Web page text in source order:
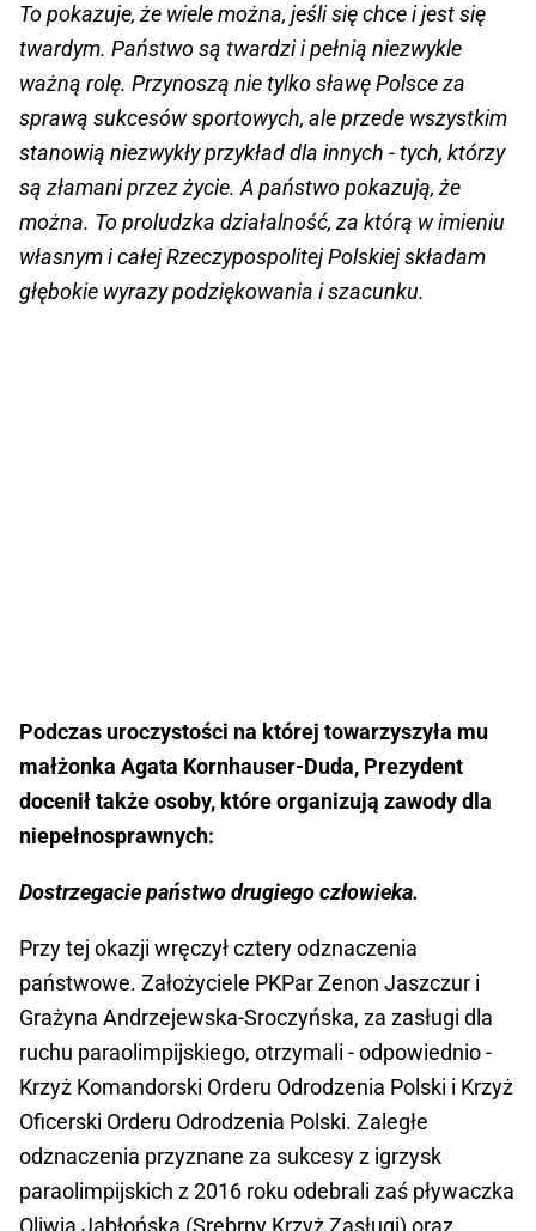
To pokazuje, że wiele można, jeśli się chce i jest się
twardym. Państwo są twardzi i pełnią niezwykle
ważną rolę. Przynoszą nie tylko sławę Polsce za
sprawą sukcesów sportowych, ale przede wszystkim
stanowią niezwykły przykład dla innych - tych, którzy
są złamani przez życie. A państwo pokazują, że
można. To proludzka działalność, za którą w imieniu
własnym i całej Rzeczypospolitej Polskiej składam
głębokie wyrazy podziękowania i szacunku.
Podczas uroczystości na której towarzyszyła mu
małżonka Agata Kornhauser-Duda, Prezydent
docenił także osoby, które organizują zawody dla
niepełnosprawnych:
Dostrzegacie państwo drugiego człowieka.
Przy tej okazji wręczył cztery odznaczenia
państwowe. Założyciele PKPar Zenon Jaszczur i
Grażyna Andrzejewska-Sroczyńska, za zasługi dla
ruchu paraolimpijskiego, otrzymali - odpowiednio -
Krzyż Komandorski Orderu Odrodzenia Polski i Krzyż
Oficerski Orderu Odrodzenia Polski. Zaległe
odznaczenia przyznane za sukcesy z igrzysk
paraolimpijskich z 2016 roku odebrali zaś pływaczka